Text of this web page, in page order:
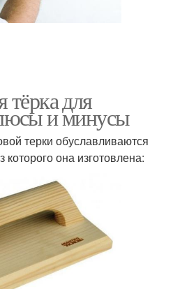
тёрка для
и минусы
терки обуславливаются
она изготовлена: